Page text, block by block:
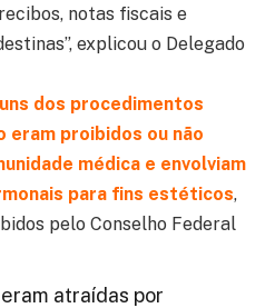
notas fiscais e
explicou o Delegado
dos procedimentos
eram proibidos ou não
médica e envolviam
para fins estéticos,
pelo Conselho Federal
atraídas por